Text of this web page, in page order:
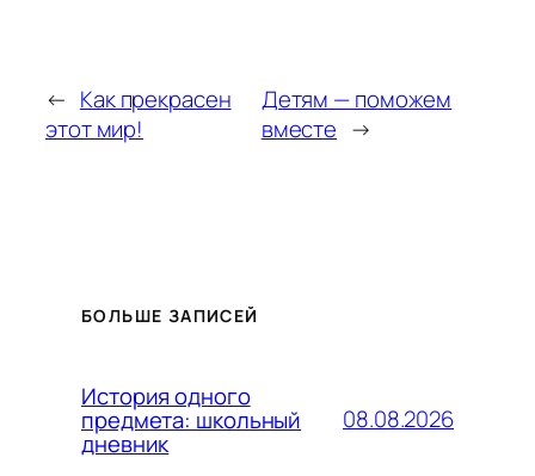
← Как прекрасен
этот мир!
Детям — поможем
вместе →
БОЛЬШЕ ЗАПИСЕЙ
История одного
предмета: школьный
дневник
08.08.2026